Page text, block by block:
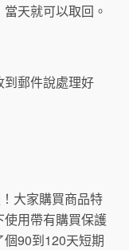
天就可以取回。
郵件說處理好
大家購買商品特
用帶有購買保護
90到120天短期